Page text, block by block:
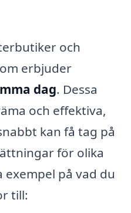
och
erbjuder
dag. Dessa
och effektiva,
kan få tag på
för olika
på vad du
till: